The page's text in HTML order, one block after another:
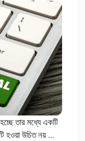
তার মধ্যে একটি
হওয়া উচিত নয় ...